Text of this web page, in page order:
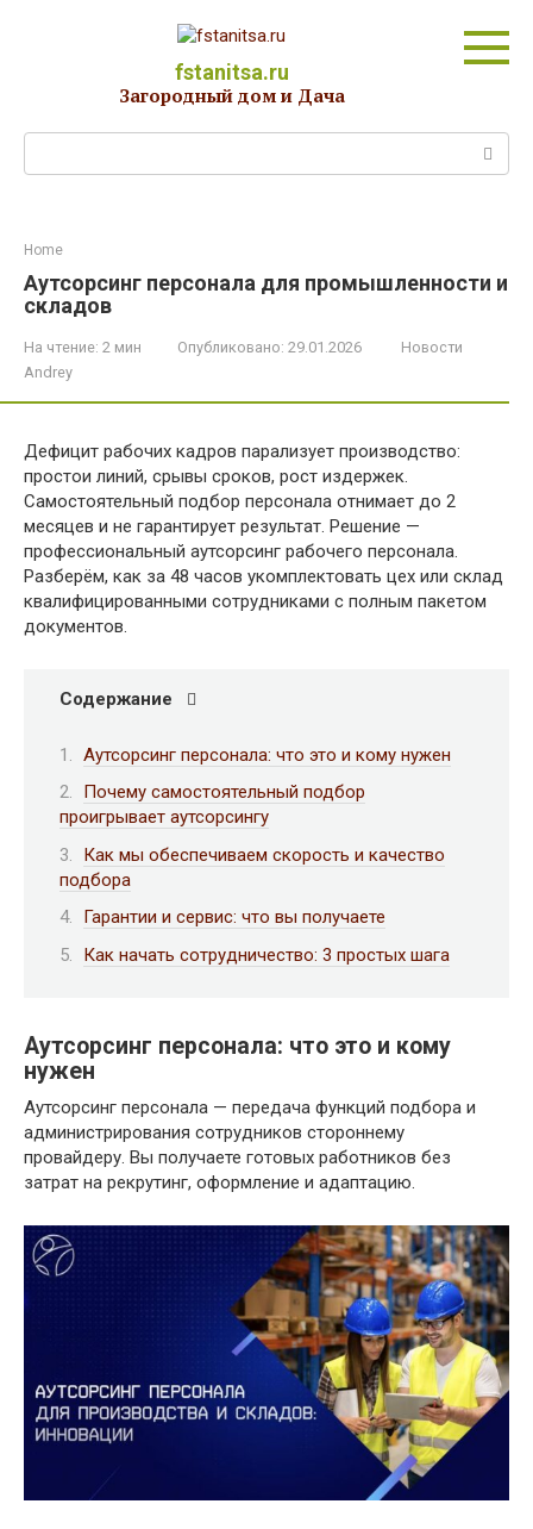
fstanitsa.ru
Загородный дом и Дача
Home
Аутсорсинг персонала для промышленности и
складов
На чтение: 2 мин Опубликовано: 29.01.2026
Новости
Andrey
Дефицит рабочих кадров парализует производство:
простои линий, срывы сроков, рост издержек.
Самостоятельный подбор персонала отнимает до 2
месяцев и не гарантирует результат. Решение —
профессиональный аутсорсинг рабочего персонала.
Разберём, как за 48 часов укомплектовать цех или склад
квалифицированными сотрудниками с полным пакетом
документов.
Содержание
Аутсорсинг персонала: что это и кому нужен
Почему самостоятельный подбор
проигрывает аутсорсингу
Как мы обеспечиваем скорость и качество
подбора
Гарантии и сервис: что вы получаете
Как начать сотрудничество: 3 простых шага
Аутсорсинг персонала: что это и кому
нужен
Аутсорсинг персонала — передача функций подбора и
администрирования сотрудников стороннему
провайдеру. Вы получаете готовых работников без
затрат на рекрутинг, оформление и адаптацию.